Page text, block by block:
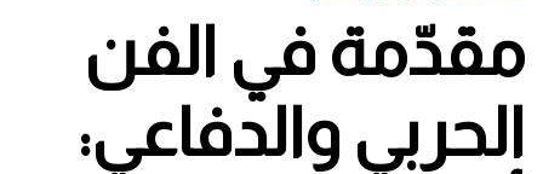
مقدّمة في الفن
الحربي والدفاعي: